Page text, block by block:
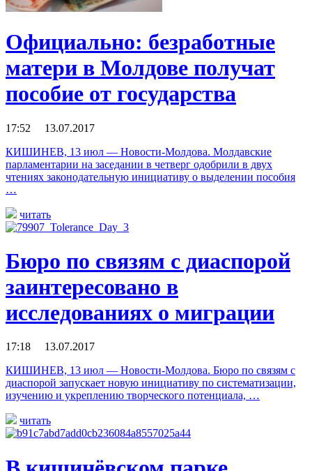
Официально: безработные
матери в Молдове получат
пособие от государства
17:52 13.07.2017
КИШИНЕВ, 13 июл — Новости-Молдова. Молдавские
парламентарии на заседании в четверг одобрили в двух
чтениях законодательную инициативу о выделении пособия
…
читать
Бюро по связям с диаспорой
заинтересовано в
исследованиях о миграции
17:18 13.07.2017
КИШИНЕВ, 13 июл — Новости-Молдова. Бюро по связям с
диаспорой запускает новую инициативу по систематизации,
изучению и укреплению творческого потенциала, …
читать